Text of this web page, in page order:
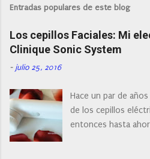
l
a
r
n
o
m
e
n
t
a
Entradas populares de este blog
Los cepillos Faciales: Mi
Clinique Sonic System
- julio 25, 2016
Hace un par de
de los cepillos
entonces hasta
con diferentes